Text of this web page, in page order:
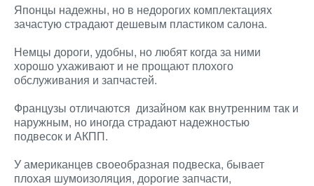
Японцы надежны, но в недорогих комплектациях
зачастую страдают дешевым пластиком салона.
Немцы дороги, удобны, но любят когда за ними
хорошо ухаживают и не прощают плохого
обслуживания и запчастей.
Французы отличаются дизайном как внутренним так и
наружным, но иногда страдают надежностью
подвесок и АКПП.
У американцев своеобразная подвеска, бывает
плохая шумоизоляция, дорогие запчасти,